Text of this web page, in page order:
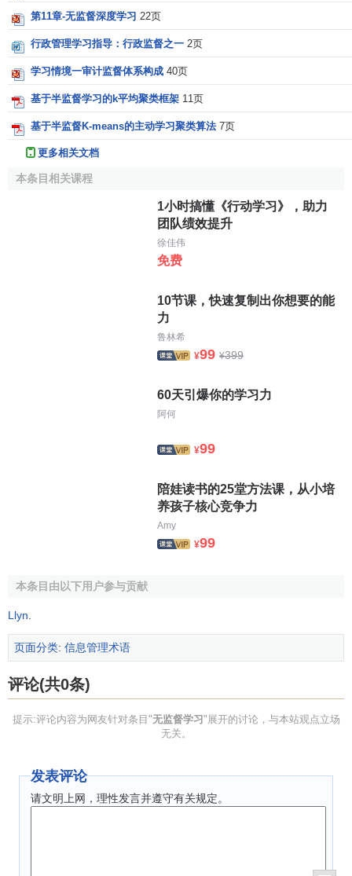
册，习题册后面有标准答案。所以解答时，我们可以根据答
就像是一本后面没有标准答案的习题册，无法知道自己正确
与否，只能在做题过程中，大致得出相似类型题，更多靠自
己摸索。
相关条目
半监督学习
黄姐姐说大数据反欺诈.如何通俗易懂地解释无监督
吴恩达.无监督学习.CSDN,2018-09
第11章-无监督深度学习 22页
行政管理学习指导：行政监督之一 2页
学习情境一审计监督体系构成 40页
基于半监督学习的k平均聚类框架 11页
基于半监督K-means的主动学习聚类算法 7页
更多相关文档
本条目相关课程
1小时搞懂《行动学习》，助力
团队绩效提升
徐佳伟
免费
10节课，快速复制出你想要的能
力
鲁林希
¥99 ¥399
60天引爆你的学习力
阿何
¥99
陪娃读书的25堂方法课，从小培
养孩子核心竞争力
Amy
¥99
本条目由以下用户参与贡献
Llyn
页面分类: 信息管理术语
评论(共0条)
提示:评论内容为网友针对条目"无监督学习"展开的讨论，与本站观点立场
无关。
发表评论
请文明上网，理性发言并遵守有关规定。